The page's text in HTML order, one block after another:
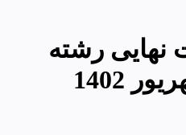
نهایی رشته
1402